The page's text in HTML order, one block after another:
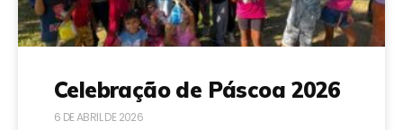
Celebração de Páscoa 2026
6 DE ABRIL DE 2026